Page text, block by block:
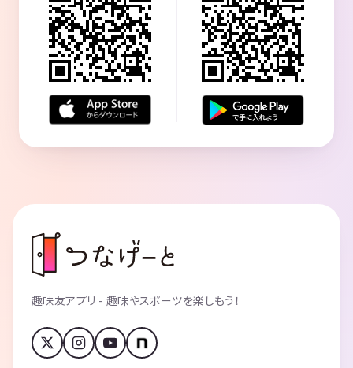
趣味友アプリ - 趣味やスポーツを楽しもう！